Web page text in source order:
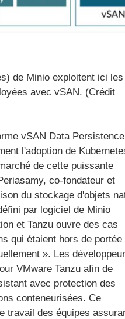
de Minio exploitent ici les
avec vSAN. (Crédit
vSAN Data Persistence
l'adoption de
de cette puissante
co-fondateur et
du stockage d'objets
par logiciel de Minio
et Tanzu ouvre des cas
qui étaient hors de portée
». Les
VMware Tanzu afin de
avec protection des
conteneurisées. Ce
travail des équipes